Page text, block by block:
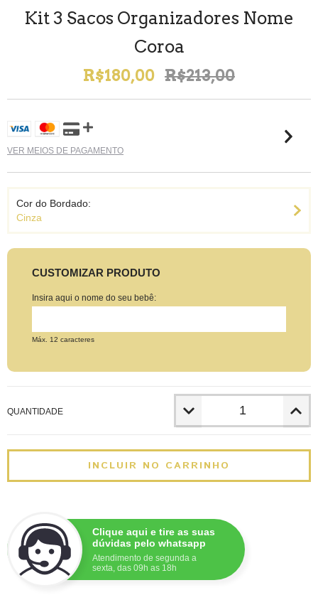
Kit 3 Sacos Organizadores Nome
Coroa
R$180,00 R$213,00
VER MEIOS DE PAGAMENTO
Cor do Bordado:
Cinza
CUSTOMIZAR PRODUTO
Insira aqui o nome do seu bebê:
Máx. 12 caracteres
QUANTIDADE
Clique aqui e tire as suas
dúvidas pelo whatsapp
Atendimento de segunda a
sexta, das 09h as 18h